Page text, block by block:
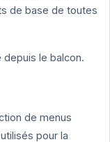
de base de toutes
le balcon.
de menus
pour la